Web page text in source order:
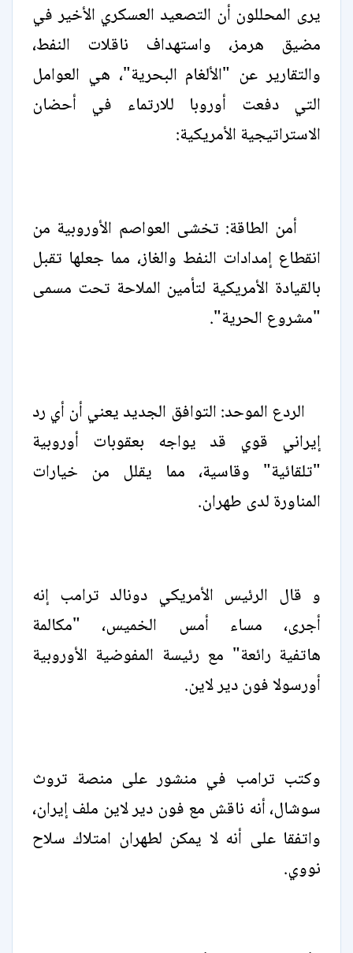
يرى المحللون أن التصعيد العسكري الأخير في
مضيق هرمز، واستهداف ناقلات النفط،
والتقارير عن "الألغام البحرية"، هي العوامل
التي دفعت أوروبا للارتماء في أحضان
الاستراتيجية الأمريكية:
أمن الطاقة: تخشى العواصم الأوروبية من
انقطاع إمدادات النفط والغاز، مما جعلها تقبل
بالقيادة الأمريكية لتأمين الملاحة تحت مسمى
"مشروع الحرية".
الردع الموحد: التوافق الجديد يعني أن أي رد
إيراني قوي قد يواجه بعقوبات أوروبية
"تلقائية" وقاسية، مما يقلل من خيارات
المناورة لدى طهران.
و قال الرئيس الأمريكي دونالد ترامب إنه
أجرى، مساء أمس الخميس، "مكالمة
هاتفية ⁠رائعة" مع رئيسة المفوضية الأوروبية
أورسولا فون دير لاين.
وكتب ترامب في منشور على ‌منصة تروث
‌سوشال، أنه ناقش مع فون دير لاين ملف ‌إيران،
واتفقا على أنه لا يمكن لطهران امتلاك سلاح
نووي.